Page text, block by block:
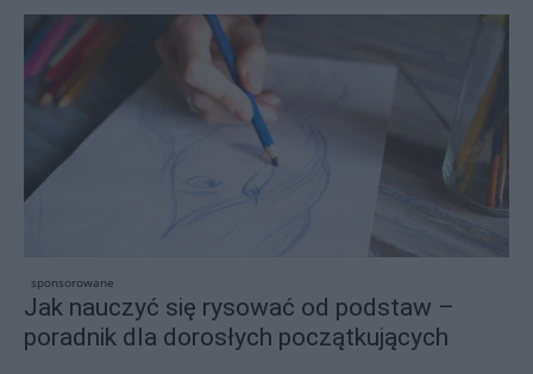
sponsorowane
Jak nauczyć się rysować od podstaw –
poradnik dla dorosłych początkujących